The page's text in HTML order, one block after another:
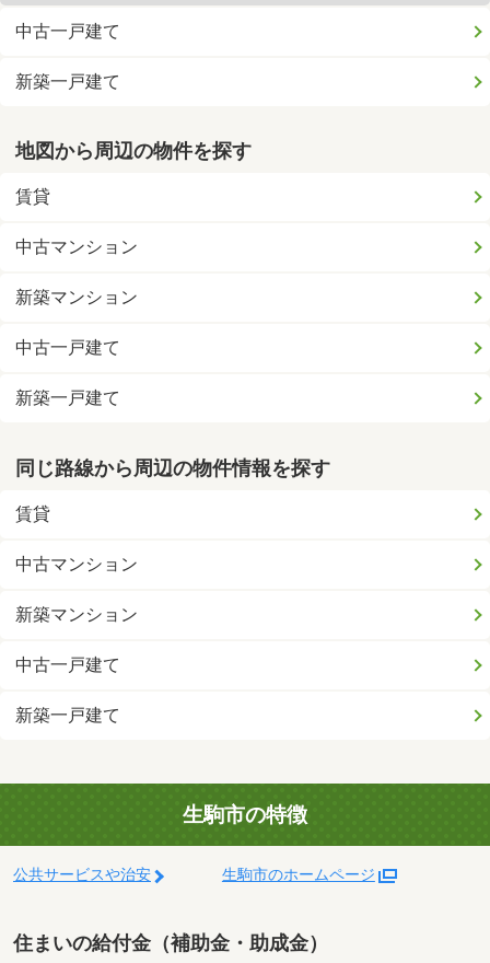
中古一戸建て
新築一戸建て
地図から周辺の物件を探す
賃貸
中古マンション
新築マンション
中古一戸建て
新築一戸建て
同じ路線から周辺の物件情報を探す
賃貸
中古マンション
新築マンション
中古一戸建て
新築一戸建て
生駒市の特徴
公共サービスや治安 生駒市のホームページ
住まいの給付金（補助金・助成金）